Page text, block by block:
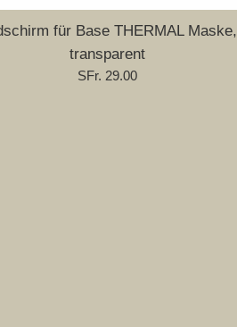
für Base THERMAL Maske,
transparent
Normaler
SFr. 29.00